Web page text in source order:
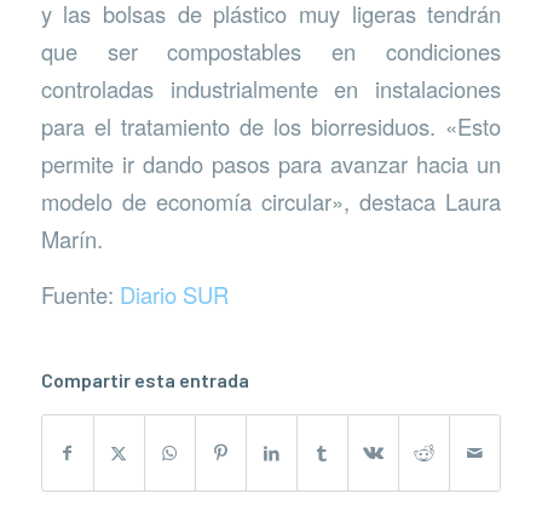
y las bolsas de plástico muy ligeras tendrán
que ser compostables en condiciones
controladas industrialmente en instalaciones
para el tratamiento de los biorresiduos. «Esto
permite ir dando pasos para avanzar hacia un
modelo de economía circular», destaca Laura
Marín.
Fuente: Diario SUR
Compartir esta entrada